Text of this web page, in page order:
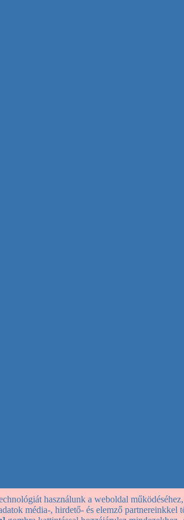
használunk a weboldal
média-, hirdető- és elemző partnereinkkel